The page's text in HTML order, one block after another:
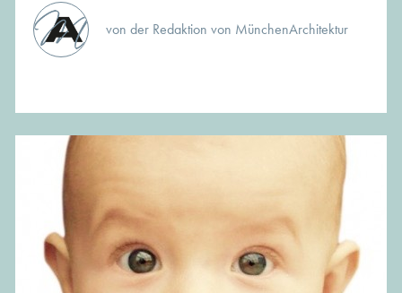
von der Redaktion von MünchenArchitektur